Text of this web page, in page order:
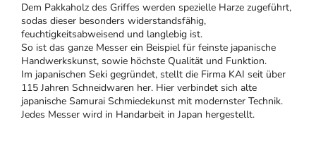
Dem Pakkaholz des Griffes werden spezielle Harze zugeführt,
sodas dieser besonders widerstandsfähig,
feuchtigkeitsabweisend und langlebig ist.
So ist das ganze Messer ein Beispiel für feinste japanische
Handwerkskunst, sowie höchste Qualität und Funktion.
Im japanischen Seki gegründet, stellt die Firma KAI seit über
115 Jahren Schneidwaren her. Hier verbindet sich alte
japanische Samurai Schmiedekunst mit modernster Technik.
Jedes Messer wird in Handarbeit in Japan hergestellt.